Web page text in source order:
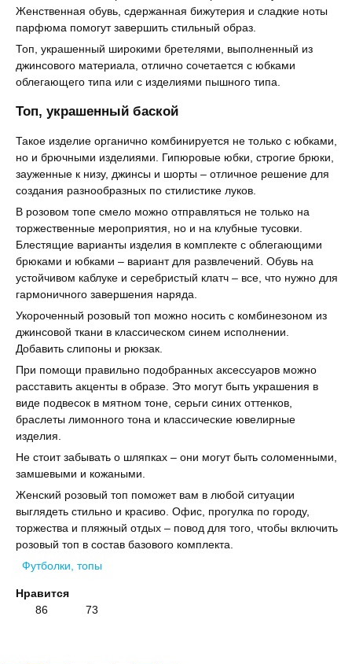
Женственная обувь, сдержанная бижутерия и сладкие ноты
парфюма помогут завершить стильный образ.
Топ, украшенный широкими бретелями, выполненный из
джинсового материала, отлично сочетается с юбками
облегающего типа или с изделиями пышного типа.
Топ, украшенный баской
Такое изделие органично комбинируется не только с юбками,
но и брючными изделиями. Гипюровые юбки, строгие брюки,
зауженные к низу, джинсы и шорты – отличное решение для
создания разнообразных по стилистике луков.
В розовом топе смело можно отправляться не только на
торжественные мероприятия, но и на клубные тусовки.
Блестящие варианты изделия в комплекте с облегающими
брюками и юбками – вариант для развлечений. Обувь на
устойчивом каблуке и серебристый клатч – все, что нужно для
гармоничного завершения наряда.
Укороченный розовый топ можно носить с комбинезоном из
джинсовой ткани в классическом синем исполнении.
Добавить слипоны и рюкзак.
При помощи правильно подобранных аксессуаров можно
расставить акценты в образе. Это могут быть украшения в
виде подвесок в мятном тоне, серьги синих оттенков,
браслеты лимонного тона и классические ювелирные
изделия.
Не стоит забывать о шляпках – они могут быть соломенными,
замшевыми и кожаными.
Женский розовый топ поможет вам в любой ситуации
выглядеть стильно и красиво. Офис, прогулка по городу,
торжества и пляжный отдых – повод для того, чтобы включить
розовый топ в состав базового комплекта.
Футболки, топы
Нравится
86
73